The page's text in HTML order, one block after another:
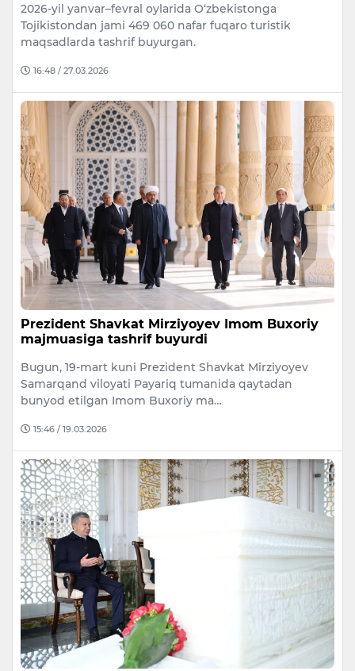
2026-yil yanvar–fevral oylarida O‘zbekistonga
Tojikistondan jami 469 060 nafar fuqaro turistik
maqsadlarda tashrif buyurgan.
16:48 / 27.03.2026
Prezident Shavkat Mirziyoyev Imom Buxoriy
majmuasiga tashrif buyurdi
Bugun, 19-mart kuni Prezident Shavkat Mirziyoyev
Samarqand viloyati Payariq tumanida qaytadan
bunyod etilgan Imom Buxoriy ma…
15:46 / 19.03.2026